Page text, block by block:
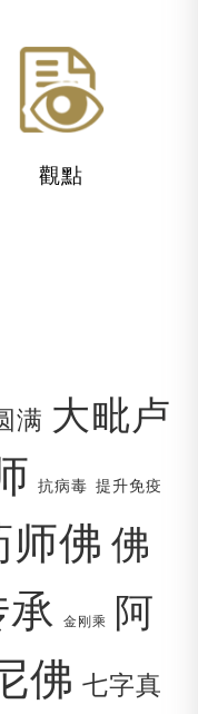
觀點
满 大毗卢
抗病毒 提升免疫
师佛 佛
金刚乘
阿
佛 七字真